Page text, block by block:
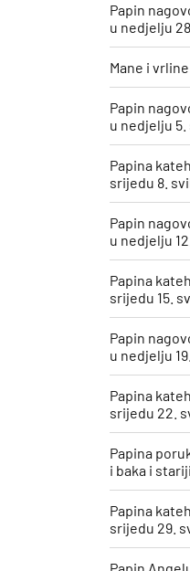
Papin
u nedjelju
Mane i
Papin
u nedjelju 5.
Papina
srijedu 8.
Papin
u nedjelju
Papina
srijedu 15.
Papin
u nedjelju
Papina
srijedu 22.
Papina
i baka i
Papina
srijedu 29.